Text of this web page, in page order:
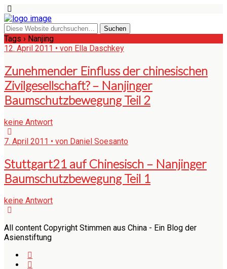
Tags › Nanjing
12. April 2011 • von Ella Daschkey
Zunehmender Einfluss der chinesischen
Zivilgesellschaft? – Nanjinger
Baumschutzbewegung Teil 2
keine Antwort
7. April 2011 • von Daniel Soesanto
Stuttgart21 auf Chinesisch – Nanjinger
Baumschutzbewegung Teil 1
keine Antwort
All content Copyright Stimmen aus China - Ein Blog der
Asienstiftung